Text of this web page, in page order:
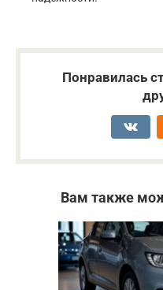
Понравилась
Вам также